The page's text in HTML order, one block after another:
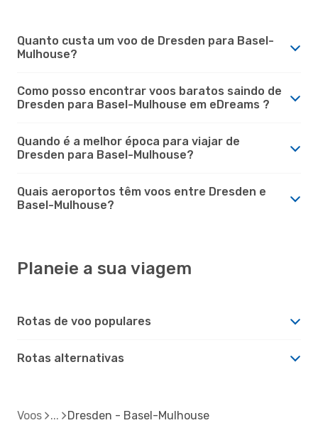
Quanto custa um voo de Dresden para Basel-
Mulhouse?
Como posso encontrar voos baratos saindo de
Dresden para Basel-Mulhouse em eDreams ?
Quando é a melhor época para viajar de
Dresden para Basel-Mulhouse?
Quais aeroportos têm voos entre Dresden e
Basel-Mulhouse?
Planeie a sua viagem
Rotas de voo populares
Rotas alternativas
Voos Dresden - Basel-Mulhouse